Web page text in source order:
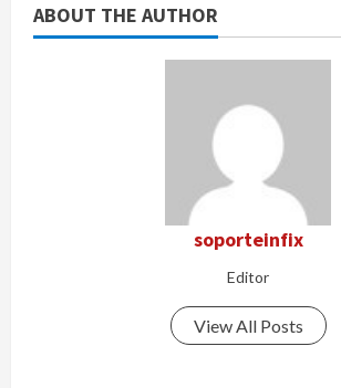
ABOUT THE AUTHOR
soporteinfix
Editor
View All Posts